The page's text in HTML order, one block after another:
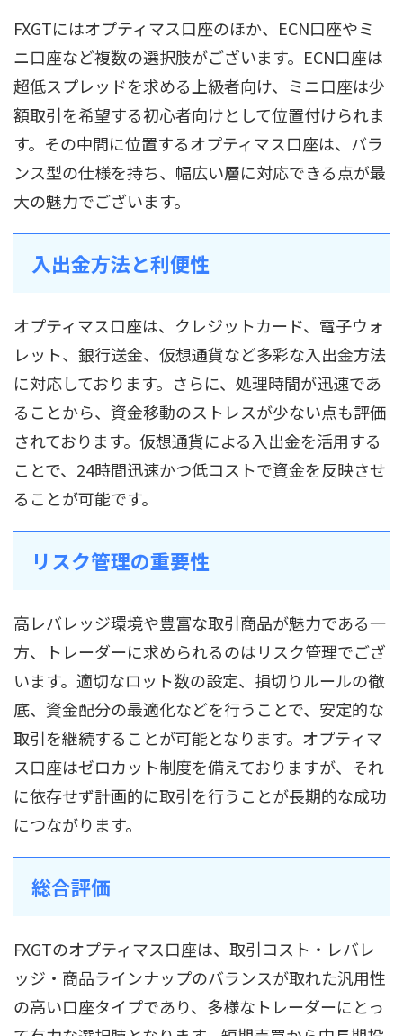
FXGTにはオプティマス口座のほか、ECN口座やミ
ニ口座など複数の選択肢がございます。ECN口座は
超低スプレッドを求める上級者向け、ミニ口座は少
額取引を希望する初心者向けとして位置付けられま
す。その中間に位置するオプティマス口座は、バラ
ンス型の仕様を持ち、幅広い層に対応できる点が最
大の魅力でございます。
入出金方法と利便性
オプティマス口座は、クレジットカード、電子ウォ
レット、銀行送金、仮想通貨など多彩な入出金方法
に対応しております。さらに、処理時間が迅速であ
ることから、資金移動のストレスが少ない点も評価
されております。仮想通貨による入出金を活用する
ことで、24時間迅速かつ低コストで資金を反映させ
ることが可能です。
リスク管理の重要性
高レバレッジ環境や豊富な取引商品が魅力である一
方、トレーダーに求められるのはリスク管理でござ
います。適切なロット数の設定、損切りルールの徹
底、資金配分の最適化などを行うことで、安定的な
取引を継続することが可能となります。オプティマ
ス口座はゼロカット制度を備えておりますが、それ
に依存せず計画的に取引を行うことが長期的な成功
につながります。
総合評価
FXGTのオプティマス口座は、取引コスト・レバレ
ッジ・商品ラインナップのバランスが取れた汎用性
の高い口座タイプであり、多様なトレーダーにとっ